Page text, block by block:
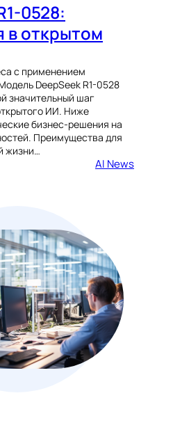
0528:
в открытом
с применением
DeepSeek R1-0528
значительный шаг
ИИ. Ниже
бизнес-решения на
Преимущества для
жизни…
AI News